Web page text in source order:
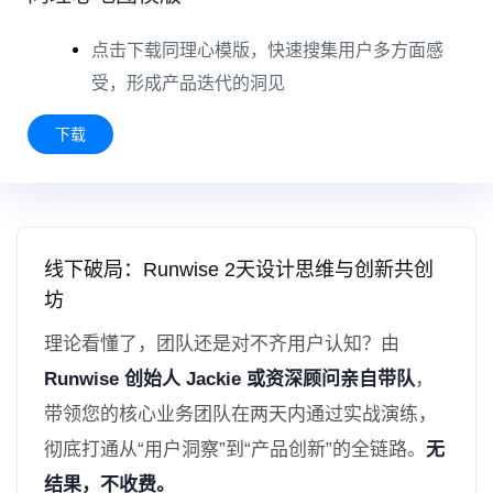
点击下载同理心模版，快速搜集用户多方面感
受，形成产品迭代的洞见
下载
线下破局：Runwise 2天设计思维与创新共创
坊
理论看懂了，团队还是对不齐用户认知？由
Runwise 创始人 Jackie 或资深顾问亲自带队 ，
带领您的核心业务团队在两天内通过实战演练，
彻底打通从“用户洞察”到“产品创新”的全链路。 无
结果，不收费。